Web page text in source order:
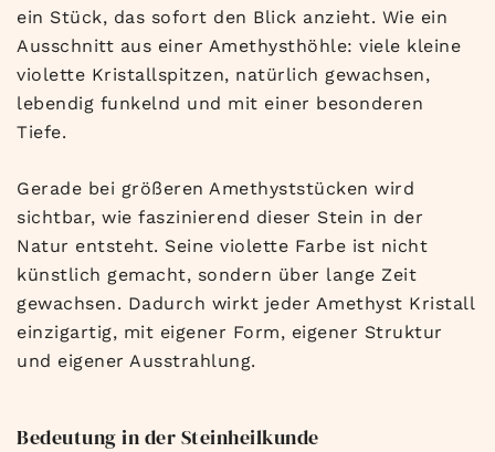
ein Stück, das sofort den Blick anzieht. Wie ein
Ausschnitt aus einer Amethysthöhle: viele kleine
violette Kristallspitzen, natürlich gewachsen,
lebendig funkelnd und mit einer besonderen
Tiefe.
Gerade bei größeren Amethyststücken wird
sichtbar, wie faszinierend dieser Stein in der
Natur entsteht. Seine violette Farbe ist nicht
künstlich gemacht, sondern über lange Zeit
gewachsen. Dadurch wirkt jeder Amethyst Kristall
einzigartig, mit eigener Form, eigener Struktur
und eigener Ausstrahlung.
Bedeutung in der Steinheilkunde